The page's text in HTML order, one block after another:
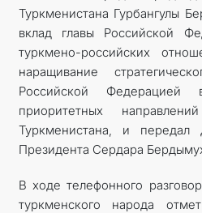
Туркменистана Гурбангулы
вклад главы Российской
туркмено-российских
наращивание
Российской Федерацией
приоритетных
Туркменистана, и
Президента Сердара
В ходе телефонного
туркменского народа